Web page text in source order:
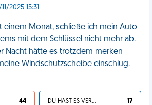
2025 15:31
einem Monat, schließe ich mein Auto
mit dem Schlüssel nicht mehr ab.
Nacht hätte es trotzdem merken
Windschutzscheibe einschlug.
44 DU HAST ES VERDIENT 17